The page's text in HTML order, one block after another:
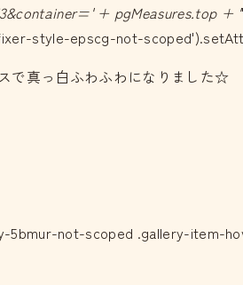
+ pgMeasures.top + '
style-epscg-not-
で真っ白ふわふわになりました☆
not-scoped .gallery-item-